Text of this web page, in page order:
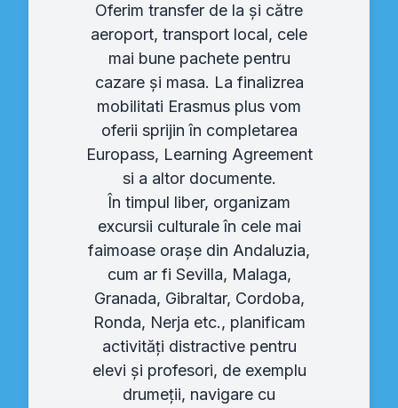
Oferim transfer de la și către
aeroport, transport local, cele
mai bune pachete pentru
cazare și masa. La finalizrea
mobilitati Erasmus plus vom
oferii sprijin în completarea
Europass, Learning Agreement
si a altor documente.
În timpul liber, organizam
excursii culturale în cele mai
faimoase orașe din Andaluzia,
cum ar fi Sevilla, Malaga,
Granada, Gibraltar, Cordoba,
Ronda, Nerja etc., planificam
activități distractive pentru
elevi și profesori, de exemplu
drumeții, navigare cu